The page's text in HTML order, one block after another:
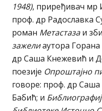
1948), приређивач мр
проф. др Радославка
роман Метастазаи
зажелиаутора
др Саша Кнежевић и
поезије Опроштајно
говоре: проф. др
Бабић; и